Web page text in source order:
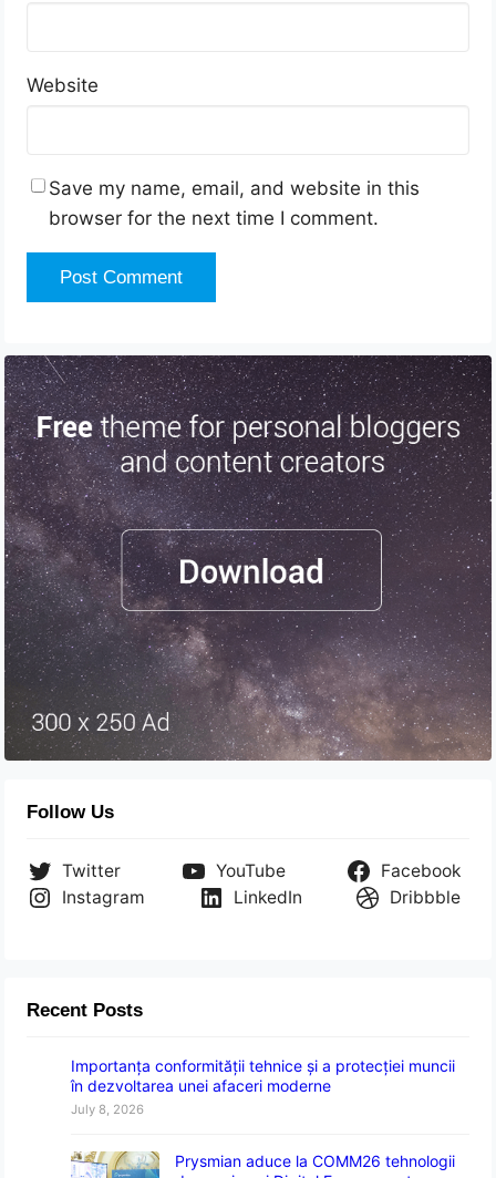
Website
Save my name, email, and website in this
browser for the next time I comment.
Follow Us
Twitter YouTube
Facebook
Instagram
LinkedIn Dribbble
Recent Posts
Importanța conformității tehnice și a protecției muncii
în dezvoltarea unei afaceri moderne
July 8, 2026
Prysmian aduce la COMM26 tehnologii